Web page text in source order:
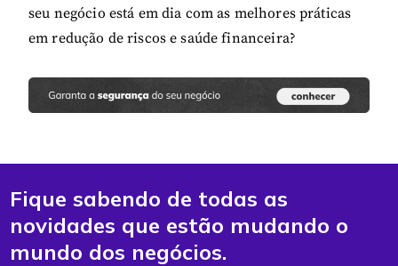
seu negócio está em dia com as melhores práticas
em redução de riscos e saúde financeira?
Fique sabendo de todas as
novidades que estão mudando o
mundo dos negócios.